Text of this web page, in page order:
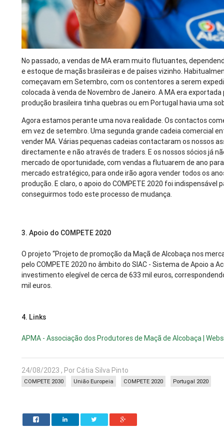
No passado, a vendas de MA eram muito flutuantes,
e estoque de maçãs brasileiras e de países vizinho.
começavam em Setembro, com os contentores a serem
colocada à venda de Novembro de Janeiro. A MA era
produção brasileira tinha quebras ou em Portugal havia uma
Agora estamos perante uma nova realidade. Os contactos
em vez de setembro. Uma segunda grande cadeia comercial
vender MA. Várias pequenas cadeias contactaram os nossos
directamente e não através de traders. E os nossos sócios já
mercado de oportunidade, com vendas a flutuarem de ano
mercado estratégico, para onde irão agora vender todos os
produção. E claro, o apoio do COMPETE 2020 foi indispensável
conseguirmos todo este processo de mudança.
3. Apoio do COMPETE 2020
O projeto “Projeto de promoção da Maçã de Alcobaça nos
pelo COMPETE 2020 no âmbito do SIAC - Sistema de Apoio a
investimento elegível de cerca de 633 mil euros,
mil euros.
4. Links
APMA - Associação dos Produtores de Maçã de Alcobaça |
24/08/2023 , Por Cátia Silva Pinto
Portugal 2020
COMPETE 2020
União Europeia
COMPETE 2030